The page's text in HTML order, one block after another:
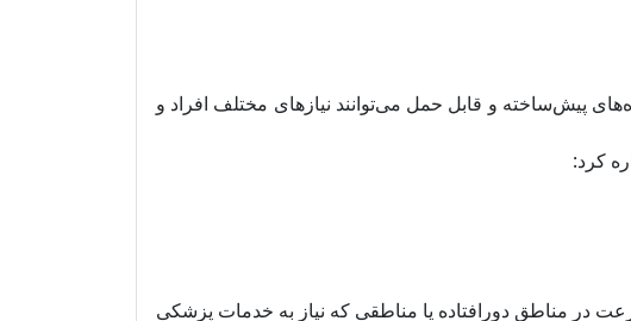
پیش‌ساخته و قابل حمل می‌توانند نیازهای مختلف افراد و
کرد:
در مناطق دورافتاده یا مناطقی که نیاز به خدمات پزشکی